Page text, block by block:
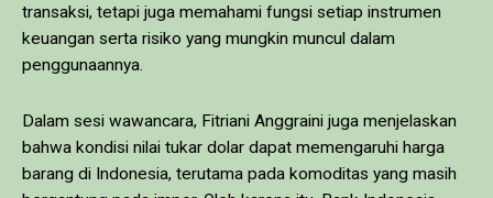
transaksi, tetapi juga memahami fungsi setiap instrumen
keuangan serta risiko yang mungkin muncul dalam
penggunaannya.
Dalam sesi wawancara, Fitriani Anggraini juga menjelaskan
bahwa kondisi nilai tukar dolar dapat memengaruhi harga
barang di Indonesia, terutama pada komoditas yang masih